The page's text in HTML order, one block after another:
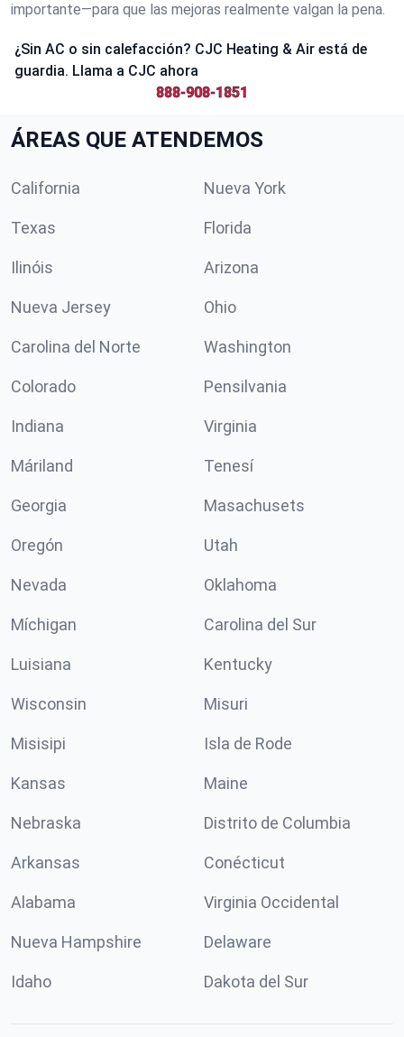
importante—para que las mejoras realmente valgan la pena.
¿Sin AC o sin calefacción? CJC Heating & Air está de
guardia. Llama a CJC ahora
888-908-1851
ÁREAS QUE ATENDEMOS
California Nueva York
Texas Florida
Ilinóis Arizona
Nueva Jersey Ohio
Carolina del Norte Washington
Colorado Pensilvania
Indiana Virginia
Máriland Tenesí
Georgia Masachusets
Oregón Utah
Nevada Oklahoma
Míchigan Carolina del Sur
Luisiana Kentucky
Wisconsin Misuri
Misisipi Isla de Rode
Kansas Maine
Nebraska Distrito de Columbia
Arkansas Conécticut
Alabama Virginia Occidental
Nueva Hampshire Delaware
Idaho Dakota del Sur